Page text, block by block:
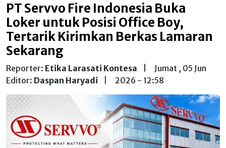
PT Servvo Fire Indonesia Buka
Loker untuk Posisi Office Boy,
Tertarik Kirimkan Berkas Lamaran
Sekarang
Reporter: Etika Larasati Kontesa
Editor: Daspan Haryadi
Jumat , 05 Jun
2026 - 12:58